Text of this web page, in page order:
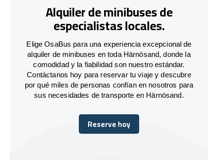
Alquiler de minibuses de
especialistas locales.
Elige OsaBus para una experiencia excepcional de
alquiler de minibuses en toda Härnösand, donde la
comodidad y la fiabilidad son nuestro estándar.
Contáctanos hoy para reservar tu viaje y descubre
por qué miles de personas confían en nosotros para
sus necesidades de transporte en Härnösand.
Reserve hoy
Reserve hoy